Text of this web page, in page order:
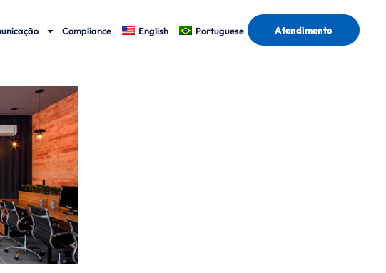
Compliance English Portuguese Atendimento